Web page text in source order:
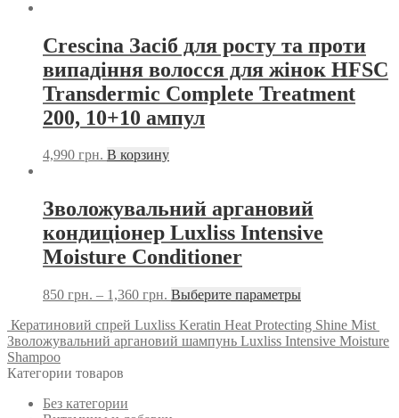
Crescina Засіб для росту та проти
випадіння волосся для жінок HFSC
Transdermic Complete Treatment
200, 10+10 ампул
4,990 грн. В корзину
Зволожувальний аргановий
кондиціонер Luxliss Intensive
Moisture Conditioner
850 грн. – 1,360 грн. Выберите параметры
Кератиновий спрей Luxliss Keratin Heat Protecting Shine Mist
Зволожувальний аргановий шампунь Luxliss Intensive Moisture
Shampoo
Категории товаров
Без категории